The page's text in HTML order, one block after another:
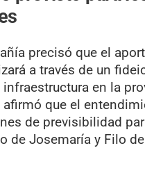
precisó que el
a través de un
infraestructura en la
afirmó que el
de previsibilidad
de Josemaría y Filo